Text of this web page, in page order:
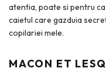
atentia, poate si pentru
caietul care gazduia
copilariei mele.
MACON ET